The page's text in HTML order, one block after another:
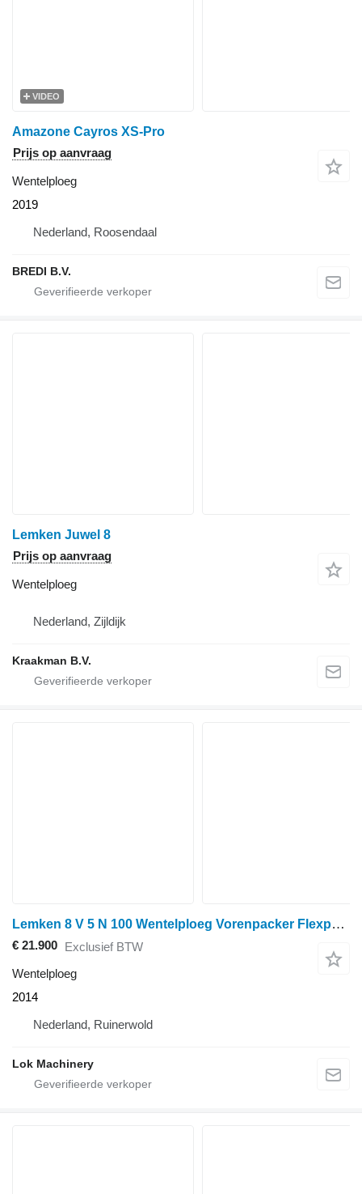
VIDEO
Amazone Cayros XS-Pro
Prijs op aanvraag
Wentelploeg
2019
Nederland, Roosendaal
BREDI B.V.
Lemken Juwel 8
Prijs op aanvraag
Wentelploeg
Nederland, Zijldijk
Kraakman B.V.
Lemken 8 V 5 N 100 Wentelploeg Vorenpacker Flexpack 5 schaar
€ 21.900 Exclusief BTW
Wentelploeg
2014
Nederland, Ruinerwold
Lok Machinery